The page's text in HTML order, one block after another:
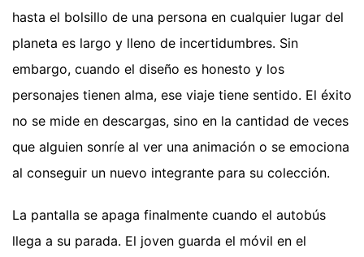
hasta el bolsillo de una persona en cualquier lugar del
planeta es largo y lleno de incertidumbres. Sin
embargo, cuando el diseño es honesto y los
personajes tienen alma, ese viaje tiene sentido. El éxito
no se mide en descargas, sino en la cantidad de veces
que alguien sonríe al ver una animación o se emociona
al conseguir un nuevo integrante para su colección.
La pantalla se apaga finalmente cuando el autobús
llega a su parada. El joven guarda el móvil en el